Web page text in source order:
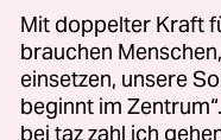
der
Zeit ist also ein
Mit doppelter Kraft
brauchen
einsetzen, unsere
beginnt im
bei taz zahl ich